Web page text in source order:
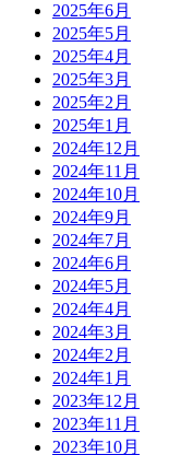
2025年6月
2025年5月
2025年4月
2025年3月
2025年2月
2025年1月
2024年12月
2024年11月
2024年10月
2024年9月
2024年7月
2024年6月
2024年5月
2024年4月
2024年3月
2024年2月
2024年1月
2023年12月
2023年11月
2023年10月